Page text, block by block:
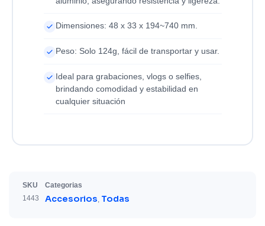
Dimensiones: 48 x 33 x 194~740 mm.
Peso: Solo 124g, fácil de transportar y usar.
Ideal para grabaciones, vlogs o selfies,
brindando comodidad y estabilidad en
cualquier situación
SKU
1443
Categorias
Accesorios, Todas